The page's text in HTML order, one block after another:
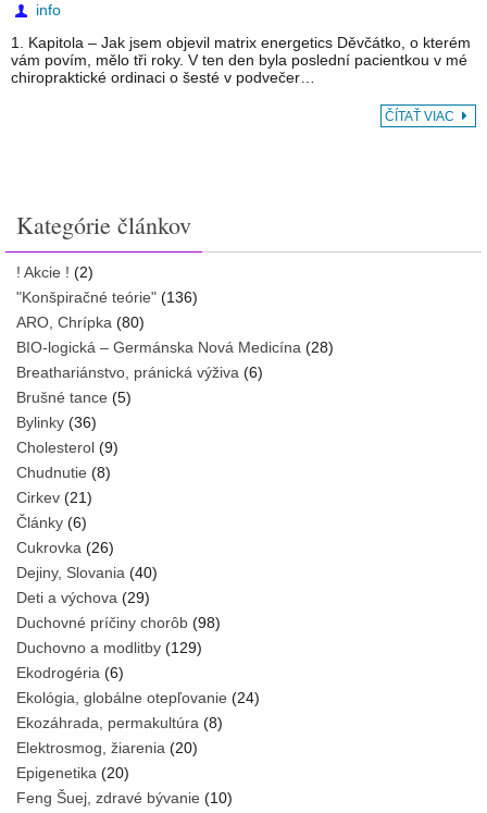
info
1. Kapitola – Jak jsem objevil matrix energetics Děvčátko, o kterém
vám povím, mělo tři roky. V ten den byla poslední pacientkou v mé
chiropraktické ordinaci o šesté v podvečer…
ČÍTAŤ VIAC
Kategórie článkov
! Akcie ! (2)
"Konšpiračné teórie" (136)
ARO, Chrípka (80)
BIO-logická – Germánska Nová Medicína (28)
Breathariánstvo, pránická výživa (6)
Brušné tance (5)
Bylinky (36)
Cholesterol (9)
Chudnutie (8)
Cirkev (21)
Články (6)
Cukrovka (26)
Dejiny, Slovania (40)
Deti a výchova (29)
Duchovné príčiny chorôb (98)
Duchovno a modlitby (129)
Ekodrogéria (6)
Ekológia, globálne otepľovanie (24)
Ekozáhrada, permakultúra (8)
Elektrosmog, žiarenia (20)
Epigenetika (20)
Feng Šuej, zdravé bývanie (10)